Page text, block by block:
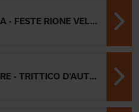
GARA A SEQUENZA LIBERA - FESTE RIONE VELA - 7^ PROVA CRITERIUM CSI TRENTINO
COPPA ITALIA MIDDLE -WRE - TRITTICO D'AUTUNNO REGIONE FVG 2026